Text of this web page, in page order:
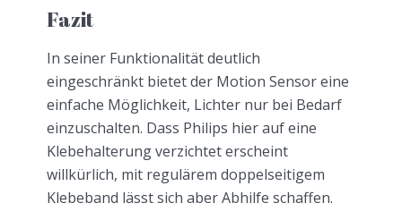
Fazit
In seiner Funktionalität deutlich
eingeschränkt bietet der Motion Sensor eine
einfache Möglichkeit, Lichter nur bei Bedarf
einzuschalten. Dass Philips hier auf eine
Klebehalterung verzichtet erscheint
willkürlich, mit regulärem doppelseitigem
Klebeband lässt sich aber Abhilfe schaffen.